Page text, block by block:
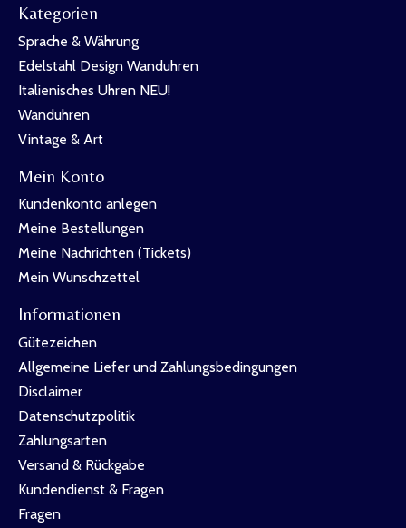
Kategorien
Sprache & Währung
Edelstahl Design Wanduhren
Italienisches Uhren NEU!
Wanduhren
Vintage & Art
Mein Konto
Kundenkonto anlegen
Meine Bestellungen
Meine Nachrichten (Tickets)
Mein Wunschzettel
Informationen
Gütezeichen
Allgemeine Liefer und Zahlungsbedingungen
Disclaimer
Datenschutzpolitik
Zahlungsarten
Versand & Rückgabe
Kundendienst & Fragen
Fragen